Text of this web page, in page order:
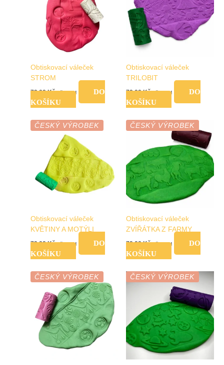
Obtiskovací váleček
STROM
79,00Kč vč. DPH
DO
KOŠÍKU
Obtiskovací váleček
TRILOBIT
79,00Kč vč. DPH
DO
KOŠÍKU
ČESKÝ VÝROBEK
Obtiskovací váleček
KVĚTINY A MOTÝLI
79,00Kč vč. DPH
DO
KOŠÍKU
ČESKÝ VÝROBEK
Obtiskovací váleček
ZVÍŘÁTKA Z FARMY
79,00Kč vč. DPH
DO
KOŠÍKU
ČESKÝ VÝROBEK ČESKÝ VÝROBEK